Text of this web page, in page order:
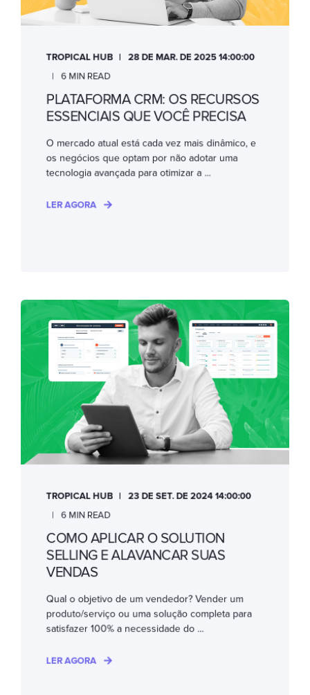
TROPICAL HUB 28 DE MAR. DE 2025 14:00:00
6 MIN READ
PLATAFORMA CRM: OS RECURSOS
ESSENCIAIS QUE VOCÊ PRECISA
O mercado atual está cada vez mais dinâmico, e
os negócios que optam por não adotar uma
tecnologia avançada para otimizar a ...
LER AGORA
TROPICAL HUB 23 DE SET. DE 2024 14:00:00
6 MIN READ
COMO APLICAR O SOLUTION
SELLING E ALAVANCAR SUAS
VENDAS
Qual o objetivo de um vendedor? Vender um
produto/serviço ou uma solução completa para
satisfazer 100% a necessidade do ...
LER AGORA